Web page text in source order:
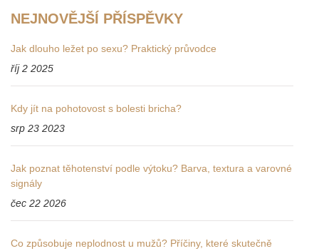
NEJNOVĚJŠÍ PŘÍSPĚVKY
Jak dlouho ležet po sexu? Praktický průvodce
říj 2 2025
Kdy jít na pohotovost s bolesti bricha?
srp 23 2023
Jak poznat těhotenství podle výtoku? Barva, textura a varovné
signály
čec 22 2026
Co způsobuje neplodnost u mužů? Příčiny, které skutečně